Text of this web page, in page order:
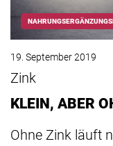
19. September 2019
Zink
KLEIN, ABER
Ohne Zink läuft